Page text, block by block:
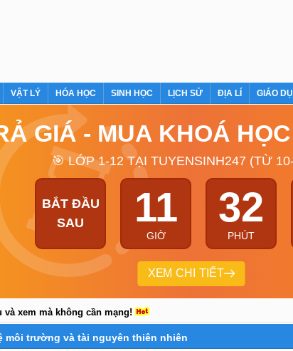
VẬT LÝ HÓA HỌC SINH HỌC LỊCH SỬ ĐỊA LÍ GIÁO
GIÁ - MUA KHOÁ HỌC
🎯 LỚP 1-12 TẠI TUYENSINH247 (TỪ
BẮT ĐẦU
SAU
11
GIỜ
32
PHÚT
XEM CHI TIẾT
xem mà không cần mạng!
môi trường và tài nguyên thiên nhiên